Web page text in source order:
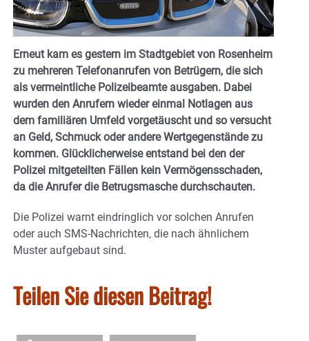
Erneut kam es gestern im Stadtgebiet von Rosenheim
zu mehreren Telefonanrufen von Betrügern, die sich
als vermeintliche Polizeibeamte ausgaben. Dabei
wurden den Anrufern wieder einmal Notlagen aus
dem familiären Umfeld vorgetäuscht und so versucht
an Geld, Schmuck oder andere Wertgegenstände zu
kommen. Glücklicherweise entstand bei den der
Polizei mitgeteilten Fällen kein Vermögensschaden,
da die Anrufer die Betrugsmasche durchschauten.
Die Polizei warnt eindringlich vor solchen Anrufen
oder auch SMS-Nachrichten, die nach ähnlichem
Muster aufgebaut sind.
Teilen Sie diesen Beitrag!